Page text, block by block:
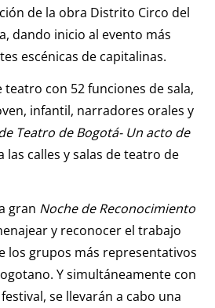
de la obra Distrito Circo del
dando inicio al evento más
escénicas de capitalinas.
teatro con 52 funciones de sala,
infantil, narradores orales y
Teatro de Bogotá- Un acto de
las calles y salas de teatro de
gran Noche de Reconocimiento
y reconocer el trabajo
los grupos más representativos
Y simultáneamente con
se llevarán a cabo una